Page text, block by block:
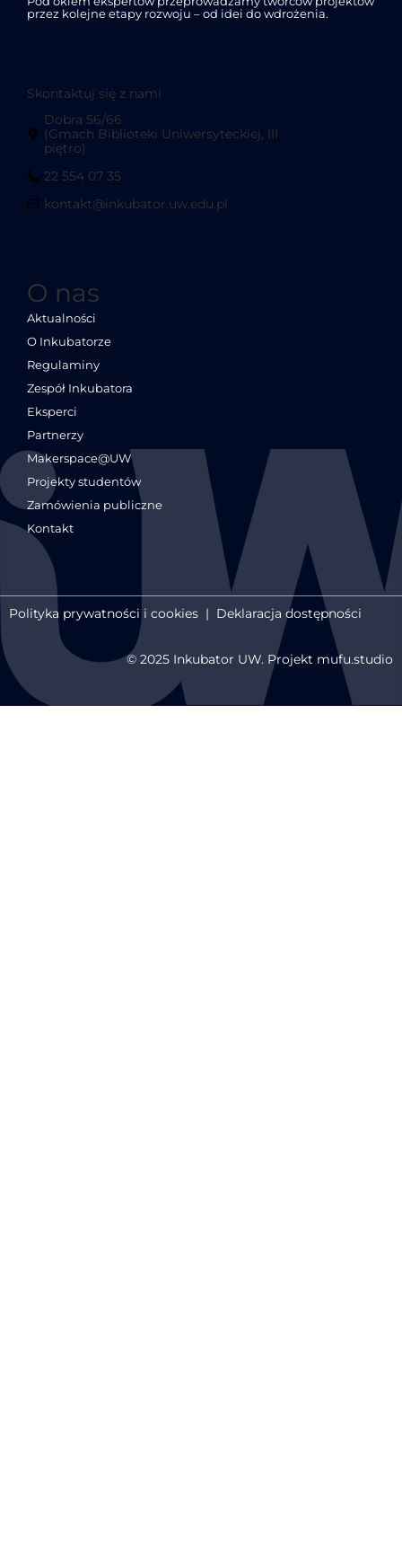
przez kolejne etapy rozwoju – od idei do wdrożenia.
Skontaktuj się z nami
Dobra 56/66
(Gmach Biblioteki Uniwersyteckiej, III
piętro)
22 554 07 35
kontakt@inkubator.uw.edu.pl
O nas
Aktualności
O Inkubatorze
Regulaminy
Zespół Inkubatora
Eksperci
Partnerzy
Makerspace@UW
Projekty studentów
Zamówienia publiczne
Kontakt
Polityka prywatności i cookies | Deklaracja dostępności
© 2025 Inkubator UW. Projekt mufu.studio